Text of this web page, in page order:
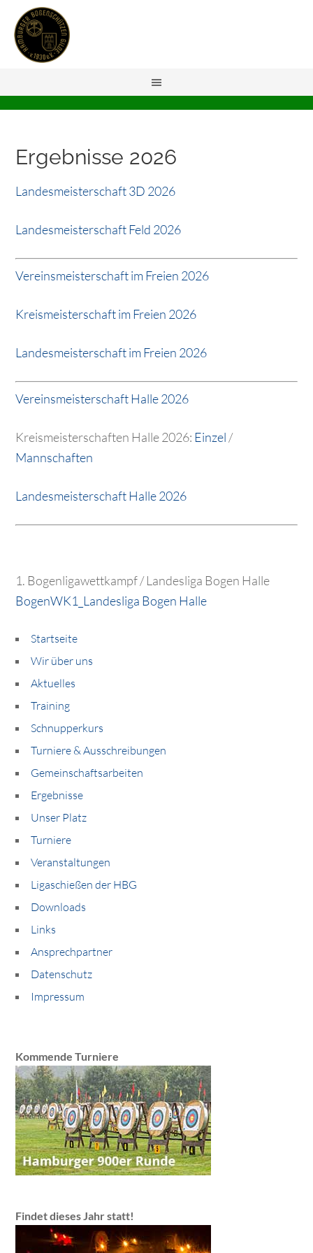
Ergebnisse 2026
Landesmeisterschaft 3D 2026
Landesmeisterschaft Feld 2026
Vereinsmeisterschaft im Freien 2026
Kreismeisterschaft im Freien 2026
Landesmeisterschaft im Freien 2026
Vereinsmeisterschaft Halle 2026
Kreismeisterschaften Halle 2026: Einzel /
Mannschaften
Landesmeisterschaft Halle 2026
1. Bogenligawettkampf / Landesliga Bogen Halle
BogenWK1_Landesliga Bogen Halle
Startseite
Wir über uns
Aktuelles
Training
Schnupperkurs
Turniere & Ausschreibungen
Gemeinschaftsarbeiten
Ergebnisse
Unser Platz
Turniere
Veranstaltungen
Ligaschießen der HBG
Downloads
Links
Ansprechpartner
Datenschutz
Impressum
Kommende Turniere
Findet dieses Jahr statt!